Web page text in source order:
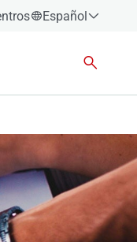
Español
Valencià
English